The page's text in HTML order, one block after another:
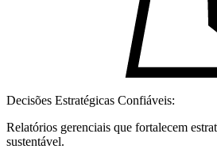
Decisões Estratégicas Confiáveis:
Relatórios gerenciais que fortalecem
sustentável.